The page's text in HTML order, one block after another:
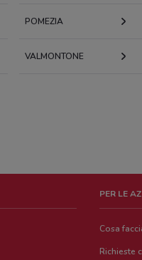
POMEZIA
VALMONTONE
PER LE
Cosa
Richieste